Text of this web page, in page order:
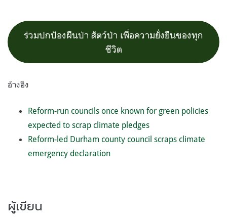
ร่วมปกป้องผืนป่า สัตว์ป่า เพื่อความยั่งยืนของทุก
ชีวิต
อ้างอิง
Reform-run councils once known for green policies
expected to scrap climate pledges
Reform-led Durham county council scraps climate
emergency declaration
ผู้เขียน